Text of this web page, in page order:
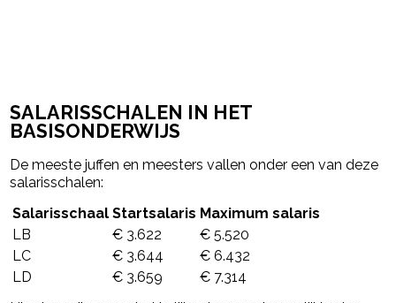
SALARISSCHALEN IN HET
BASISONDERWIJS
De meeste juffen en meesters vallen onder een van deze
salarisschalen:
Salarisschaal Startsalaris Maximum salaris
LB
€ 3.622
€ 5.520
LC
€ 3.644
€ 6.432
LD
€ 3.659
€ 7.314